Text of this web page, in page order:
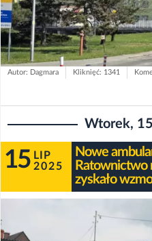
Autor: Dagmara Kliknięć: 1341
Wtorek,
15 LIP
2025
Nowe
Ratownictwo
zyskało